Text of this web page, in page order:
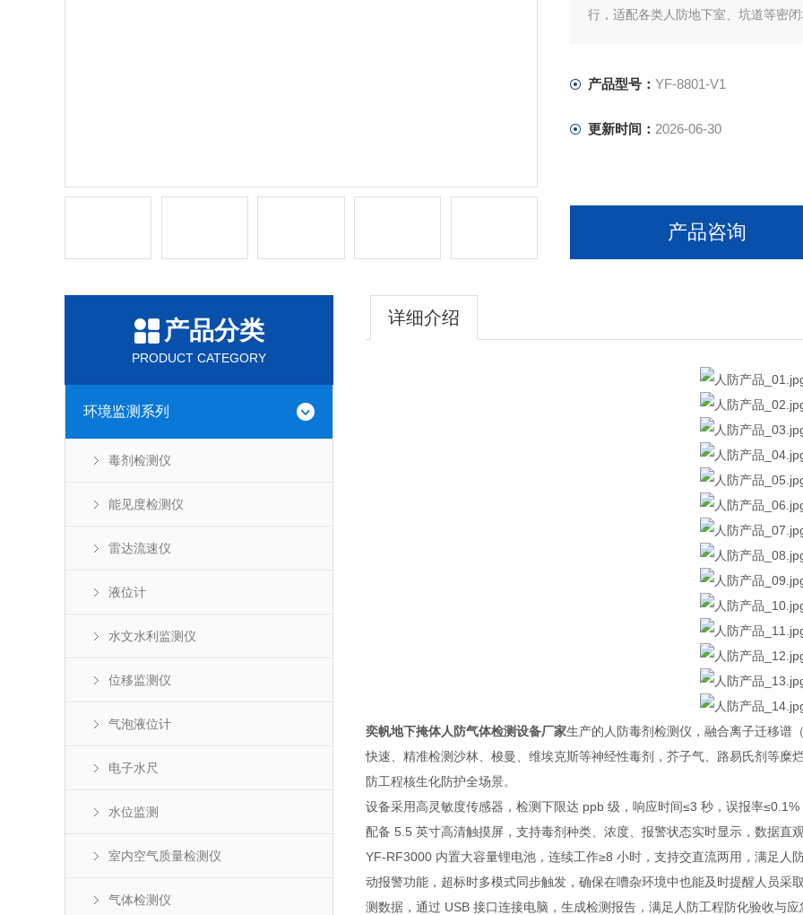
行，适配各类人防地下室、坑道等密
产品型号： YF-8801-V1
更新时间： 2026-06-30
产品咨询
产品分类
PRODUCT CATEGORY
环境监测系列
毒剂检测仪
能见度检测仪
雷达流速仪
液位计
水文水利监测仪
位移监测仪
气泡液位计
电子水尺
水位监测
室内空气质量检测仪
气体检测仪
详细介绍
奕帆地下掩体人防气体检测设备厂家生产的人防毒剂检测仪，融合离子迁移谱
快速、精准检测沙林、梭曼、维埃克斯等神经性毒剂，芥子气、路易氏剂等糜
防工程核生化防护全场景。
设备采用高灵敏度传感器，检测下限达 ppb 级，响应时间≤3 秒，误报率
配备 5.5 英寸高清触摸屏，支持毒剂种类、浓度、报警状态实时显示，数据直
YF-RF3000 内置大容量锂电池，连续工作≥8 小时，支持交直流两用，满足人
动报警功能，超标时多模式同步触发，确保在嘈杂环境中也能及时提醒人员
测数据，通过 USB 接口连接电脑，生成检测报告，满足人防工程防化验收与